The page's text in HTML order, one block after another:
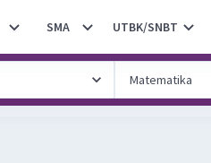
SMA UTBK/SNBT